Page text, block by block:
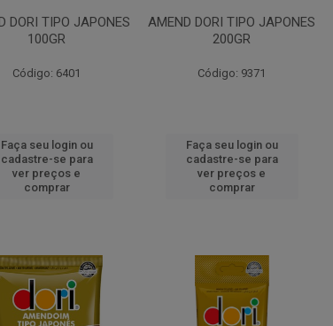
DORI TIPO JAPONES
100GR
Código: 6401
Faça seu login ou
cadastre-se para
ver preços e
comprar
AMEND DORI TIPO JAPONES
200GR
Código: 9371
Faça seu login ou
cadastre-se para
ver preços e
comprar